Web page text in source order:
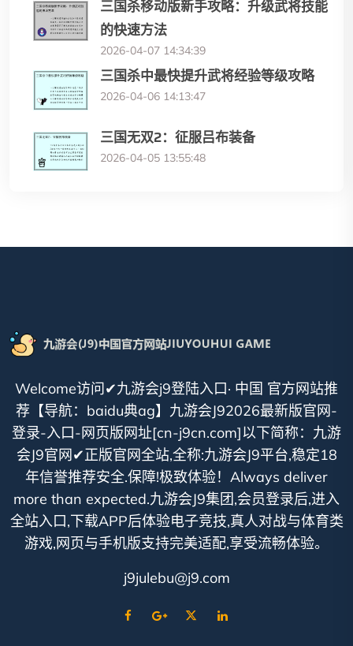
三国杀移动版新手攻略：升级武将技能
的快速方法
2026-04-07 14:34:39
三国杀中最快提升武将经验等级攻略
2026-04-06 14:13:47
三国无双2：征服吕布装备
2026-04-05 13:55:48
Welcome访问✔九游会j9登陆入口· 中国 官方网站推
荐【导航：baidu典ag】九游会J92026最新版官网-
登录-入口-网页版网址[cn-j9cn.com]以下简称：九游
会J9官网✔正版官网全站,全称:九游会J9平台,稳定18
年信誉推荐安全.保障!极致体验！Always deliver
more than expected.九游会J9集团,会员登录后,进入
全站入口,下载APP后体验电子竞技,真人对战与体育类
游戏,网页与手机版支持完美适配,享受流畅体验。
j9julebu@j9.com